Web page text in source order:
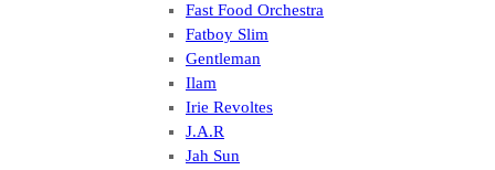
Fast Food Orchestra
Fatboy Slim
Gentleman
Ilam
Irie Revoltes
J.A.R
Jah Sun